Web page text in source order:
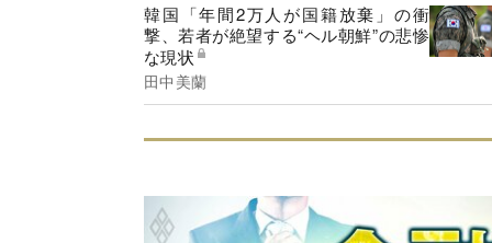
韓国「年間2万人が国籍放棄」の衝
撃、若者が絶望する“ヘル朝鮮”の悲惨
な現状
田中美蘭